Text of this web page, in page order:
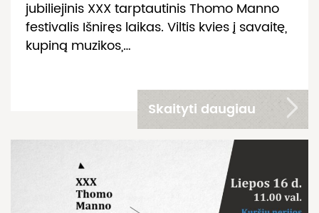
jubiliejinis XXX tarptautinis Thomo Manno
festivalis Išniręs laikas. Viltis kvies į savaitę,
kupiną muzikos,…
Skaityti daugiau